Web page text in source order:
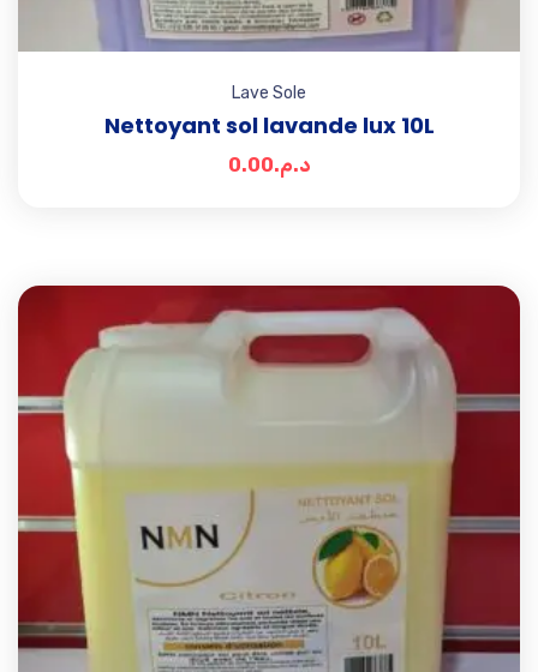
Lave Sole
Nettoyant sol lavande lux 10L
د.م.0.00